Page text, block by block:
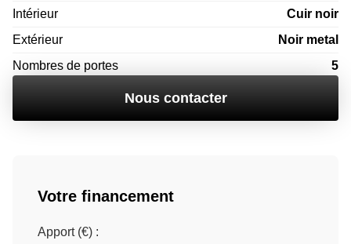
Intérieur
Cuir noir
Extérieur
Noir metal
Nombres de portes
5
Nous contacter
Votre financement
Apport (€) :